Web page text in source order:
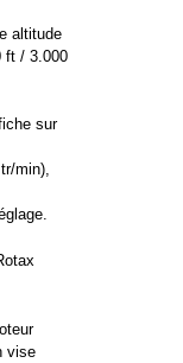
altitude
ft / 3.000
sur
min),
vise